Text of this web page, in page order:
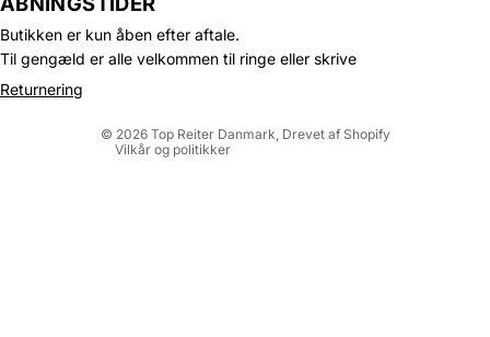
Butikken er kun åben efter aftale.
Til gengæld er alle velkommen til ringe eller skrive
Returnering
© 2026 Top Reiter Danmark , Drevet af Shopify
Vilkår og politikker
Leveringspolitik